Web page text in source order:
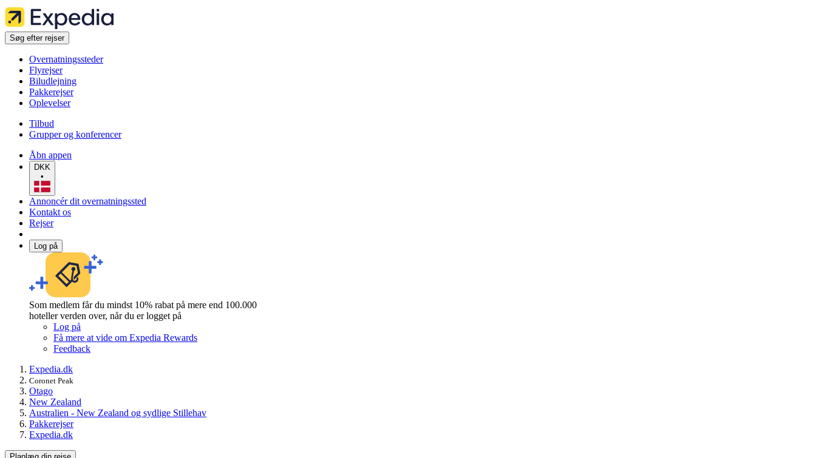
Søg efter rejser
Overnatningssteder
Flyrejser
Biludlejning
Pakkerejser
Oplevelser
Tilbud
Grupper og konferencer
Åbn appen
DKK
•
Annoncér dit overnatningssted
Kontakt os
Rejser
Log på
Som medlem får du mindst 10% rabat på mere end 100.000
hoteller verden over, når du er logget på
Log på
Få mere at vide om Expedia Rewards
Feedback
Expedia.dk
Coronet Peak
Otago
New Zealand
Australien - New Zealand og sydlige Stillehav
Pakkerejser
Expedia.dk